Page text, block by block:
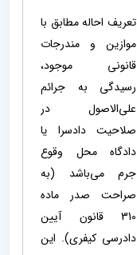
تعریف احاله مطابق با
موازین و مندرجات
قانونی موجود،
رسیدگی به جرائم
علی‌الاصول در
صلاحیت دادسرا یا
دادگاه محل وقوع
جرم می‌باشد (به
صراحت صدر ماده
310 قانون آیین
دادرسی کیفری). این